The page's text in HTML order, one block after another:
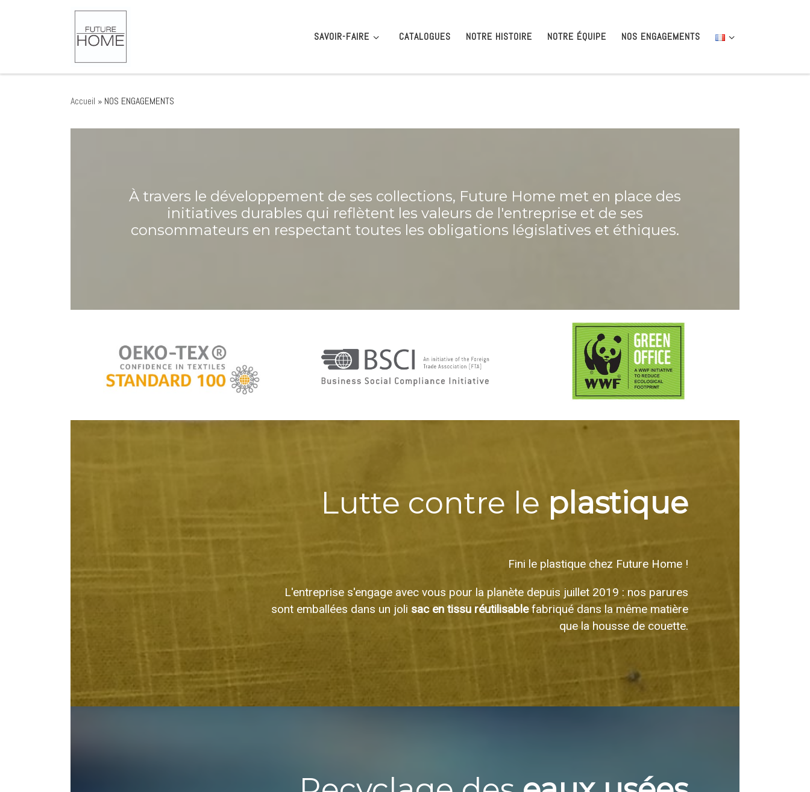
SAVOIR-FAIRE
CATALOGUES NOTRE HISTOIRE NOTRE ÉQUIPE NOS ENGAGEMENTS
Accueil » NOS ENGAGEMENTS
À travers le développement de ses collections, Future Home met en place des
initiatives durables qui reflètent les valeurs de l'entreprise et de ses
consommateurs en respectant toutes les obligations législatives et éthiques.
Lutte contre le plastique
Fini le plastique chez Future Home !
L'entreprise s'engage avec vous pour la planète depuis juillet 2019 : nos parures
sont emballées dans un joli sac en tissu réutilisablefabriqué dans la même matière
que la housse de couette.